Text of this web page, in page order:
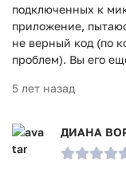
подключенных к
приложение,
не верный код (по
проблем). Вы его
5 лет назад
ДИАНА